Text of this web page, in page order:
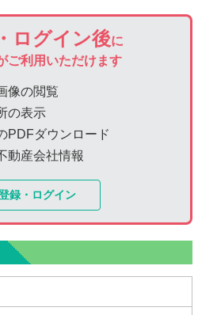
ログイン後に
ご利用いただけます
像の閲覧
の表示
PDFダウンロード
動産会社情報
録・ログイン